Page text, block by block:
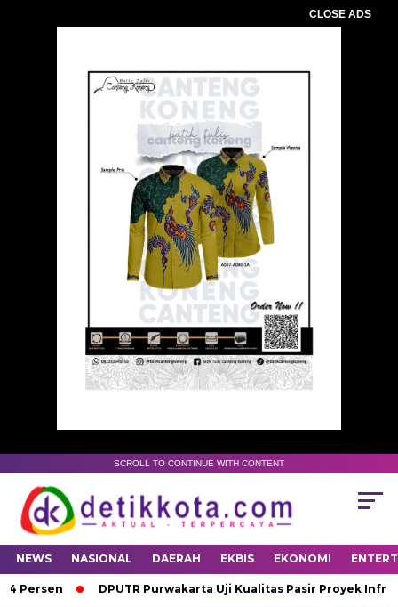
CLOSE ADS
SCROLL TO CONTINUE WITH CONTENT
NEWS NASIONAL DAERAH EKBIS EKONOMI
DPUTR Purwakarta Uji Kualitas Pasir Proyek